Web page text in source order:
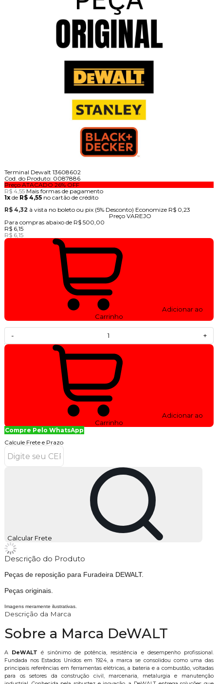
Terminal Dewalt 13608602
Cod. do Produto: 0087886
Preço ATACADO 26% OFF
R$ 4,55 Mais formas de pagamento
1xde R$ 4,55 no cartão de crédito
R$ 4,32 à vista no boleto ou pix (5% Desconto) Economize R$ 0,23
Preço VAREJO
Para compras abaixo de R$ 500,00
R$ 6,15
R$ 6,15
Adicionar ao
Carrinho
- +
Adicionar ao
Carrinho
Compre Pelo WhatsApp
Calcule Frete e Prazo
Calcular Frete
Descrição do Produto
Peças de reposição para Furadeira DEWALT.
Peças originais.
Imagens meramente ilustrativas.
Descrição da Marca
Sobre a Marca DeWALT
A DeWALT é sinônimo de potência, resistência e desempenho profissional.
Fundada nos Estados Unidos em 1924, a marca se consolidou como uma das
principais referências em ferramentas elétricas, a bateria e a combustão, voltadas
para os setores da construção civil, marcenaria, metalurgia e manutenção